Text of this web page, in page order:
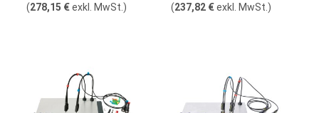
(278,15 €exkl. MwSt. ) (237,82 €exkl. MwSt. )